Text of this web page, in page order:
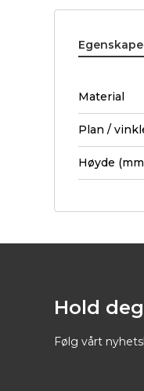
Material
Plan /
Høyde
Hold
Følg vårt